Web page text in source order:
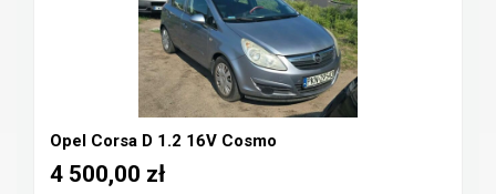
Opel Corsa D 1.2 16V Cosmo
4 500,00 zł